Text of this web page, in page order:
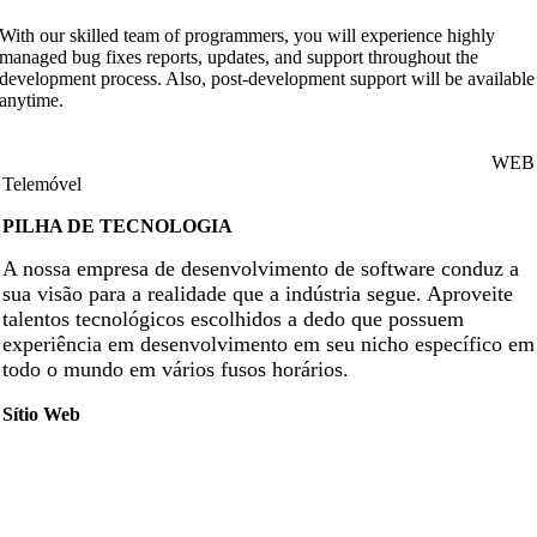
With our skilled team of programmers, you will experience highly
managed bug fixes reports, updates, and support throughout the
development process. Also, post-development support will be available
anytime.
WEB
Telemóvel
PILHA DE TECNOLOGIA
A nossa empresa de desenvolvimento de software conduz a
sua visão para a realidade que a indústria segue. Aproveite
talentos tecnológicos escolhidos a dedo que possuem
experiência em desenvolvimento em seu nicho específico em
todo o mundo em vários fusos horários.
Sítio Web